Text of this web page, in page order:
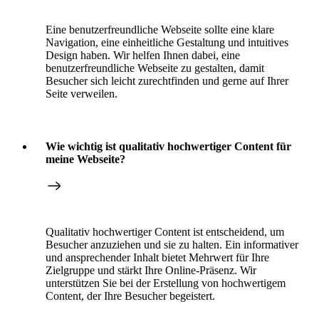
Eine benutzerfreundliche Webseite sollte eine klare
Navigation, eine einheitliche Gestaltung und intuitives
Design haben. Wir helfen Ihnen dabei, eine
benutzerfreundliche Webseite zu gestalten, damit
Besucher sich leicht zurechtfinden und gerne auf Ihrer
Seite verweilen.
Wie wichtig ist qualitativ hochwertiger Content für
meine Webseite?
Qualitativ hochwertiger Content ist entscheidend, um
Besucher anzuziehen und sie zu halten. Ein informativer
und ansprechender Inhalt bietet Mehrwert für Ihre
Zielgruppe und stärkt Ihre Online-Präsenz. Wir
unterstützen Sie bei der Erstellung von hochwertigem
Content, der Ihre Besucher begeistert.